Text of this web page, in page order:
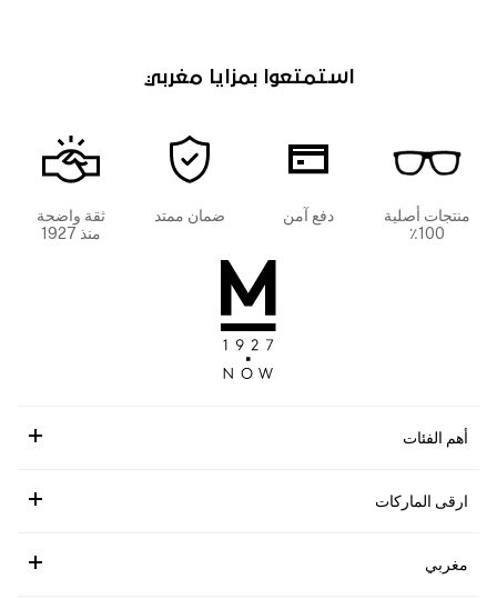
استمتعوا بمزايا مغربي
منتجات أصلية
100٪
دفع آمن ضمان ممتد
ثقة واضحة
منذ 1927
أهم الفئات
ارقى الماركات
مغربي